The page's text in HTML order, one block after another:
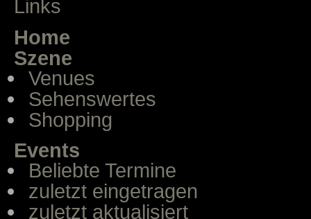
Links
Home
Szene
Venues
Sehenswertes
Shopping
Events
Beliebte Termine
zuletzt eingetragen
zuletzt aktualisiert